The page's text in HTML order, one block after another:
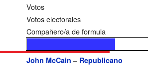
Votos
Votos electorales
Compañero/a de formula
John McCain – Republicano